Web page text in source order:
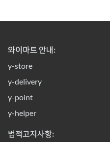
와이마트 안내:
y-store
y-delivery
y-point
y-helper
법적고지사항: